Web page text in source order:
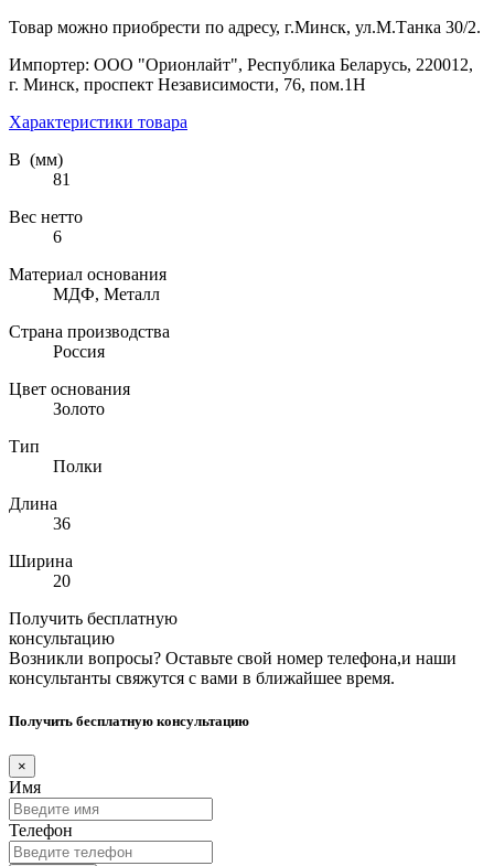
Товар можно приобрести по адресу, г.Минск, ул.М.Танка 30/2.
Импортер: ООО "Орионлайт", Республика Беларусь, 220012,
г. Минск, проспект Независимости, 76, пом.1Н
Характеристики товара
В (мм)
81
Вес нетто
6
Материал основания
МДФ, Металл
Страна производства
Россия
Цвет основания
Золото
Тип
Полки
Длина
36
Ширина
20
Получить бесплатную
консультацию
Возникли вопросы? Оставьте свой номер телефона,и наши
консультанты свяжутся с вами в ближайшее время.
Получить бесплатную консультацию
×
Имя
Телефон